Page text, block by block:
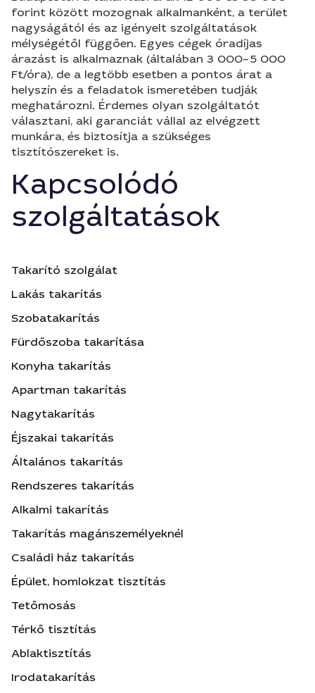
forint között mozognak alkalmanként, a terület
nagyságától és az igényelt szolgáltatások
mélységétől függően. Egyes cégek óradíjas
árazást is alkalmaznak (általában 3 000–5 000
Ft/óra), de a legtöbb esetben a pontos árat a
helyszín és a feladatok ismeretében tudják
meghatározni. Érdemes olyan szolgáltatót
választani, aki garanciát vállal az elvégzett
munkára, és biztosítja a szükséges
tisztítószereket is.
Kapcsolódó
szolgáltatások
Takarító szolgálat
Lakás takarítás
Szobatakarítás
Fürdőszoba takarítása
Konyha takarítás
Apartman takarítás
Nagytakarítás
Éjszakai takarítás
Általános takarítás
Rendszeres takarítás
Alkalmi takarítás
Takarítás magánszemélyeknél
Családi ház takarítás
Épület, homlokzat tisztítás
Tetőmosás
Térkő tisztítás
Ablaktisztítás
Irodatakarítás